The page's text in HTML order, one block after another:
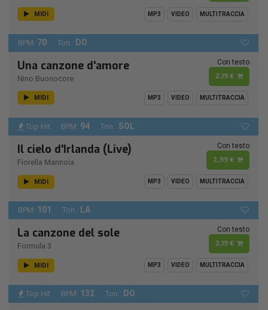
MIDI MP3 VIDEO MULTITRACCIA
BPM: 70 Ton.: DO
Una canzone d'amore
Nino Buonocore
Con testo
2,19 €
MIDI MP3 VIDEO MULTITRACCIA
Top Hit BPM: 94 Ton.: SOL
Il cielo d'Irlanda (Live)
Fiorella Mannoia
Con testo
2,99 €
MIDI MP3 VIDEO MULTITRACCIA
BPM: 101 Ton.: LA
La canzone del sole
Formula 3
Con testo
2,19 €
MIDI MP3 VIDEO MULTITRACCIA
Top Hit BPM: 132 Ton.: DO